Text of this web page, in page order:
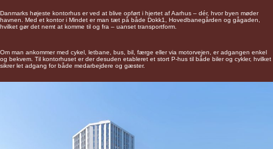
Danmarks højeste kontorhus er ved at blive opført i hjertet af Aarhus – dér, hvor byen møder
havnen. Med et kontor i Mindet er man tæt på både Dokk1, Hovedbanegården og gågaden,
hvilket gør det nemt at komme til og fra – uanset transportform.
Om man ankommer med cykel, letbane, bus, bil, færge eller via motorvejen, er adgangen enkel
og bekvem. Til kontorhuset er der desuden etableret et stort P-hus til både biler og cykler, hvilket
sikrer let adgang for både medarbejdere og gæster.